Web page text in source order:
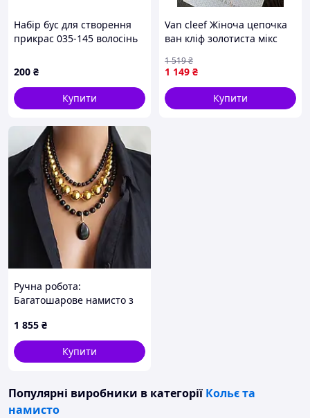
Набір бус для створення
прикрас 035-145 волосінь
DK
200 ₴
Купити
Van cleef Жіноча цепочка
ван кліф золотиста мікс
брендова цепочка з
кулонами позолочена Van
Cleef Sellia
1 149 ₴
1 519₴
Купити
Ручна робота:
Багатошарове намисто з
підвіскою з намистин
1 855 ₴
Купити
Популярні виробники в категорії Кольє та
намисто